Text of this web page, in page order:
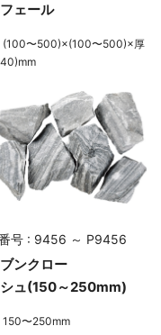
ェール
(100〜500)×(100〜500)×厚
号 : 9456 ～ P9456
ンクロー
ュ(150～250mm)
150〜250mm